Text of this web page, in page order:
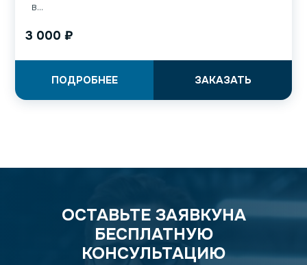
в...
3 000 ₽
ЗАКАЗАТЬ
ПОДРОБНЕЕ
ОСТАВЬТЕ ЗАЯВКУНА
БЕСПЛАТНУЮ
КОНСУЛЬТАЦИЮ